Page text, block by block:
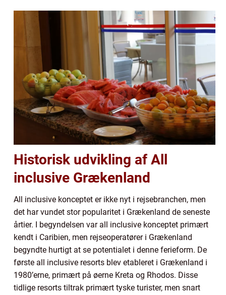
Historisk udvikling af All
inclusive Grækenland
All inclusive konceptet er ikke nyt i rejsebranchen, men
det har vundet stor popularitet i Grækenland de seneste
årtier. I begyndelsen var all inclusive konceptet primært
kendt i Caribien, men rejseoperatører i Grækenland
begyndte hurtigt at se potentialet i denne ferieform. De
første all inclusive resorts blev etableret i Grækenland i
1980’erne, primært på øerne Kreta og Rhodos. Disse
tidlige resorts tiltrak primært tyske turister, men snart